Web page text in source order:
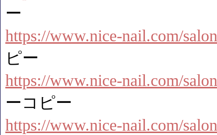
ー
https://www.nice-nail.com/
ピー
https://www.nice-nail.com/
ーコピー
https://www.nice-nail.com/